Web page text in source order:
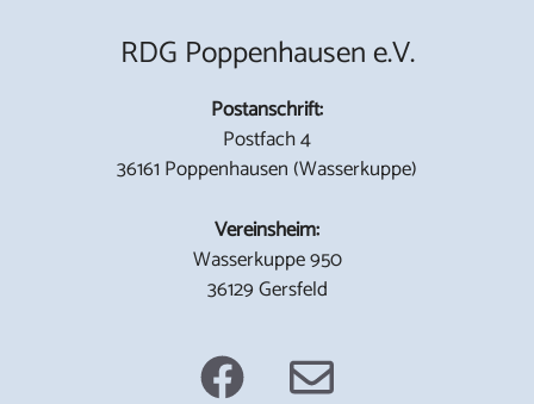
RDG Poppenhausen e.V.
Postanschrift:
Postfach 4
36161 Poppenhausen (Wasserkuppe)
Vereinsheim:
Wasserkuppe 950
36129 Gersfeld